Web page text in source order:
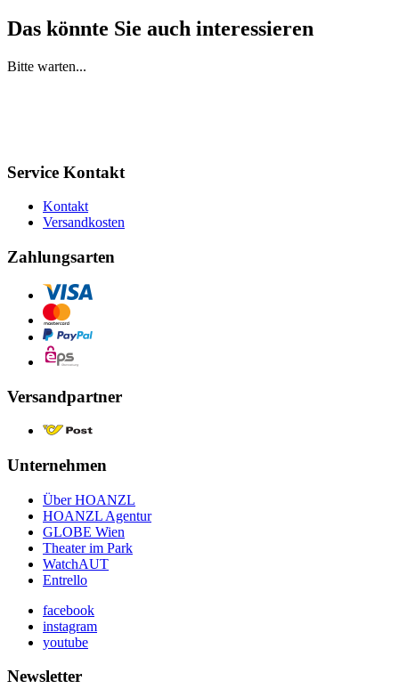
Das könnte Sie auch interessieren
Bitte warten...
Service Kontakt
Kontakt
Versandkosten
Zahlungsarten
Versandpartner
Unternehmen
Über HOANZL
HOANZL Agentur
GLOBE Wien
Theater im Park
WatchAUT
Entrello
facebook
instagram
youtube
Newsletter